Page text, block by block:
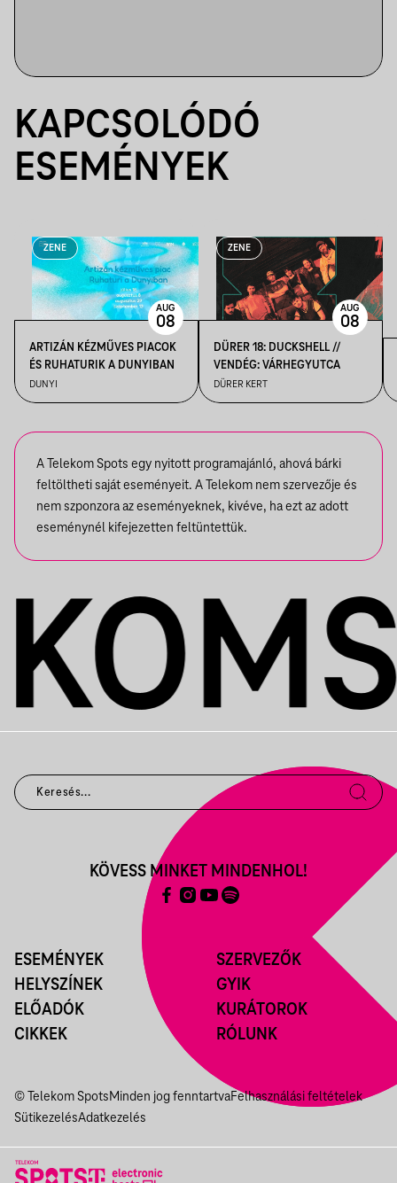
KAPCSOLÓDÓ
ESEMÉNYEK
ZENE
ARTIZÁN KÉZMŰVES PIACOK
ÉS RUHATURIK A DUNYIBAN
DUNYI
AUG
08
ZENE
DÜRER 18: DUCKSHELL //
VENDÉG: VÁRHEGYUTCA
DÜRER KERT
AUG
08
A Telekom Spots egy nyitott programajánló, ahová bárki
feltöltheti saját eseményeit. A Telekom nem szervezője és
nem szponzora az eseményeknek, kivéve, ha ezt az adott
eseménynél kifejezetten feltüntettük.
ESEMÉNYEK
HELYSZÍNEK
ELŐADÓK
CIKKEK
SZERVEZŐK
GYIK
KURÁTOROK
RÓLUNK
KÖVESS MINKET MINDENHOL!
© Telekom SpotsMinden jog fenntartvaFelhasználási feltételek
SütikezelésAdatkezelés